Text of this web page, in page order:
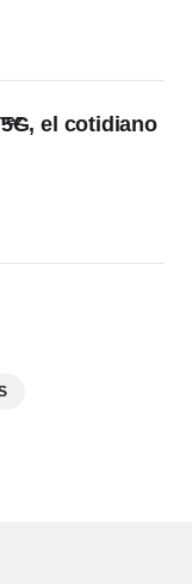
el cotidiano